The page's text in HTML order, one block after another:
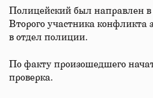
Полицейский был направлен
Второго участника конфликта
в отдел полиции.
По факту произошедшего
проверка.